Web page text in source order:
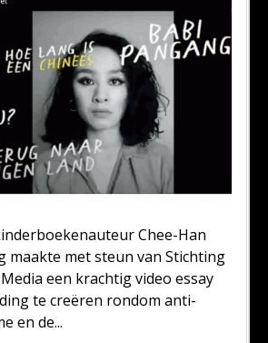
Chee-Han
maakte met steun van Stichting
een krachtig video essay
te creëren rondom anti-
en de...